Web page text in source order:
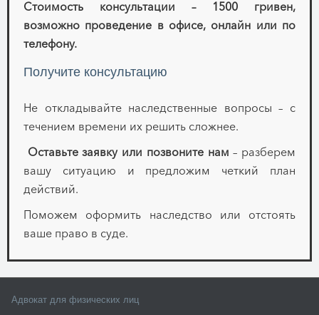
Стоимость консультации – 1500 гривен,
возможно проведение в офисе, онлайн или по
телефону.
Получите консультацию
Не откладывайте наследственные вопросы – с
течением времени их решить сложнее.
Оставьте заявку или позвоните нам – разберем
вашу ситуацию и предложим четкий план
действий.
Поможем оформить наследство или отстоять
ваше право в суде.
Адвокат для физических лиц